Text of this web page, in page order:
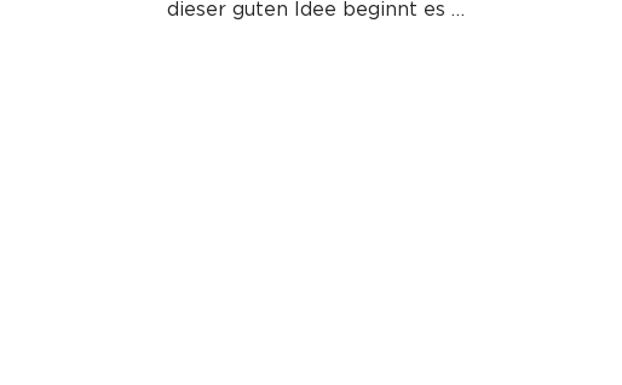
dieser guten Idee beginnt es …